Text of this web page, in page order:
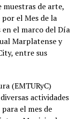
continuará su
de la
que
muestras de arte,
el Mes de la
el marco del Día
Marplatense y
entre sus
(EMTURyC)
actividades
el mes de